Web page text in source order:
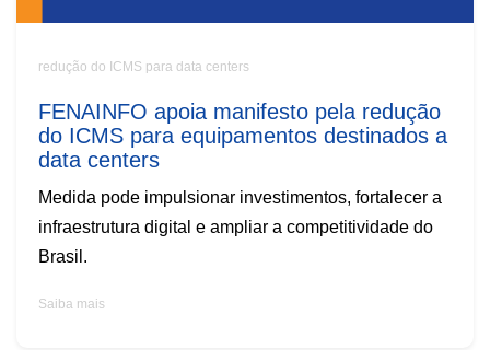
redução do ICMS para data centers
FENAINFO apoia manifesto pela redução
do ICMS para equipamentos destinados a
data centers
Medida pode impulsionar investimentos, fortalecer a
infraestrutura digital e ampliar a competitividade do
Brasil.
Saiba mais